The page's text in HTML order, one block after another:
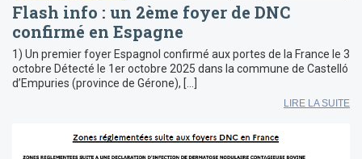
Flash info : un 2ème foyer de DNC
confirmé en Espagne
1) Un premier foyer Espagnol confirmé aux portes de la France le 3
octobre Détecté le 1er octobre 2025 dans la commune de Castelló
d’Empuries (province de Gérone), […]
LIRE LA SUITE